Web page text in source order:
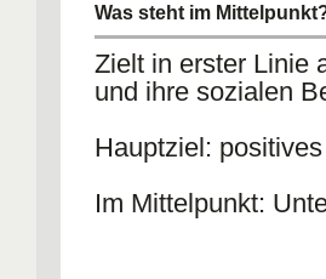
Was steht im
Zielt in erster Linie
und ihre sozialen
Hauptziel:
Im Mittelpunkt: